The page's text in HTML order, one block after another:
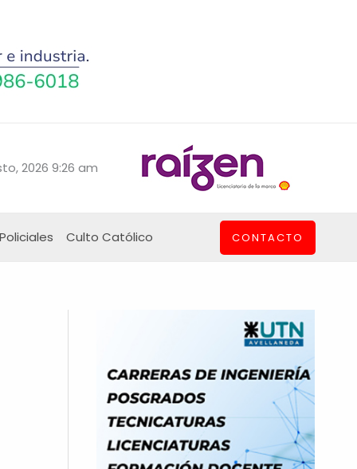
2026 9:26 am
Policiales Culto Católico CONTACTO